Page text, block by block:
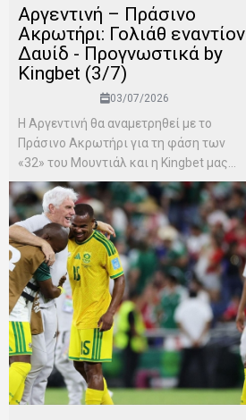
Αργεντινή – Πράσινο
Ακρωτήρι: Γολιάθ εναντίον
Δαυίδ - Προγνωστικά by
Kingbet (3/7)
03/07/2026
Η Αργεντινή θα αναμετρηθεί με το
Πράσινο Ακρωτήρι για τη φάση των
«32» του Μουντιάλ και η Kingbet μας...